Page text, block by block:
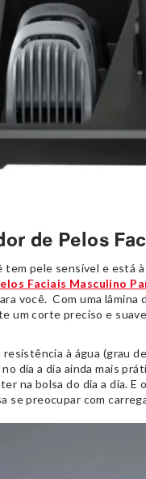
de Pelos
tem pele sensível e está
Faciais Masculino
você. Com uma
um corte preciso e
resistência à água (grau
dia a dia ainda mais
na bolsa do dia a dia.
se preocupar com